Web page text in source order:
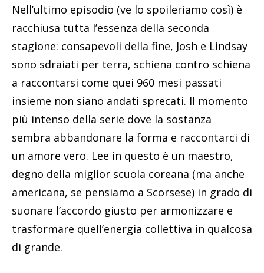
Nell’ultimo episodio (ve lo spoileriamo così) è
racchiusa tutta l’essenza della seconda
stagione: consapevoli della fine, Josh e Lindsay
sono sdraiati per terra, schiena contro schiena
a raccontarsi come quei 960 mesi passati
insieme non siano andati sprecati. Il momento
più intenso della serie dove la sostanza
sembra abbandonare la forma e raccontarci di
un amore vero. Lee in questo è un maestro,
degno della miglior scuola coreana (ma anche
americana, se pensiamo a Scorsese) in grado di
suonare l’accordo giusto per armonizzare e
trasformare quell’energia collettiva in qualcosa
di grande.